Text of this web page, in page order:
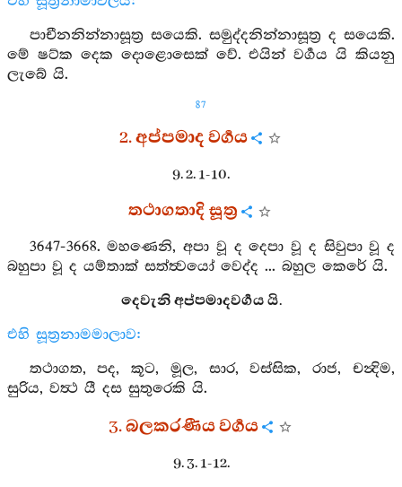
පාචීනනින්නාසූත්‍ර සයෙකි. සමුද්දනින්නාසූත්‍ර ද සයෙකි.
මේ ෂට්ක දෙක දොළොසෙක් වේ. එයින් වර්‍ගය යි කියනු
ලැබේ යි.
87
2. අප්පමාද වර්‍ගය
9. 2. 1-10.
තථාගතාදි සූත්‍ර
3647-3668. මහණෙනි, අපා වූ ද දෙපා වූ ද සිවුපා වූ ද
බහුපා වූ ද යම්තාක් සත්ත්‍වයෝ වෙද්ද ... බහුල කෙරේ යි.
දෙවැනි අප්පමාදවර්‍ගය යි.
එහි සූත්‍රනාමමාලාව:
තථාගත, පද, කූට, මූල, සාර, වස්සික, රාජ, චන්‍දිම,
සුරිය, වත්‍ථ යී දස සුතුරෙකි යි.
3. බලකරණීය වර්‍ගය
9. 3. 1-12.